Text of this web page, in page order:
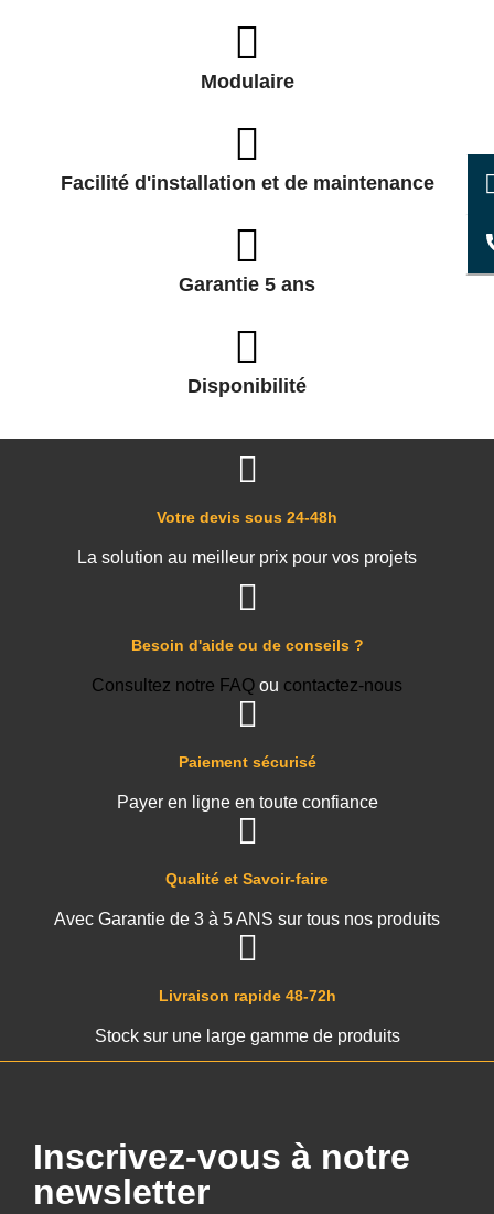
Modulaire
Facilité d'installation et de maintenance
Garantie 5 ans
Disponibilité
Livraison rapide 48-72h
Stock sur une large gamme de produits
Qualité et Savoir-faire
Avec Garantie de 3 à 5 ANS sur tous nos produits
Paiement sécurisé
Payer en ligne en toute confiance
Besoin d'aide ou de conseils ?
Consultez notre FAQ ou contactez-nous
Votre devis sous 24-48h
La solution au meilleur prix pour vos projets
Inscrivez-vous à notre
newsletter